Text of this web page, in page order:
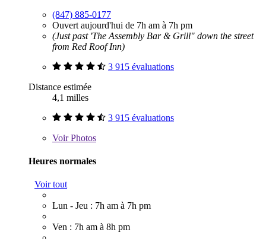
(847) 885-0177
Ouvert aujourd'hui de 7h am à 7h pm
(Just past 'The Assembly Bar & Grill" down the street
from Red Roof Inn)
3 915 évaluations
Distance estimée
4,1 milles
3 915 évaluations
VoirPhotos
Heures normales
Voir tout
Lun - Jeu : 7h am à 7h pm
Ven : 7h am à 8h pm